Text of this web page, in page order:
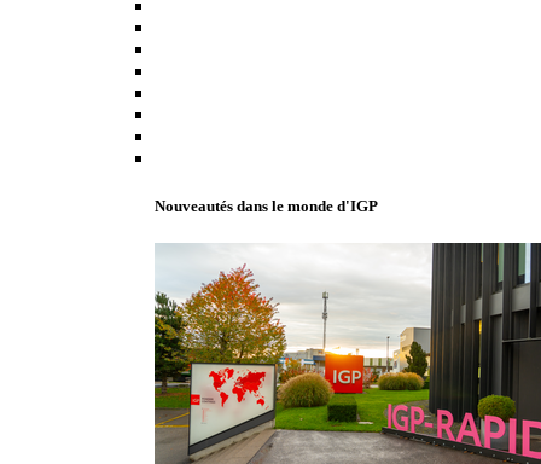
Nouveautés dans le monde d'IGP